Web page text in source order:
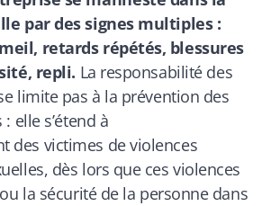
par des signes multiples :
retards répétés, blessures
repli. La responsabilité des
limite pas à la prévention des
elle s’étend à
des victimes de violences
dès lors que ces violences
la sécurité de la personne dans